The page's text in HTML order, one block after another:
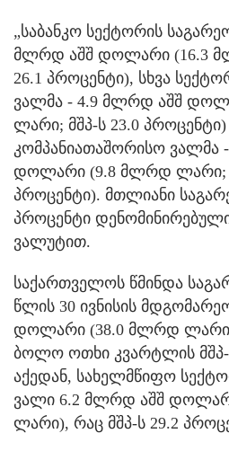
„საბანკო სექტორის
მლრდ აშშ დოლარი (16.3
26.1 პროცენტი), სხვა
ვალმა - 4.9 მლრდ აშშ
ლარი; მშპ-ს 23.0
კომპანიათაშორისო ვალმა
დოლარი (9.8 მლრდ ლარი;
პროცენტი). მთლიანი
პროცენტი
ვალუტით.
საქართველოს წმინდა
წლის 30 ივნისის
დოლარი (38.0 მლრდ ლარი)
ბოლო ოთხი კვარტლის მშპ-
აქედან, სახელმწიფო
ვალი 6.2 მლრდ აშშ
ლარი), რაც მშპ-ს 29.2